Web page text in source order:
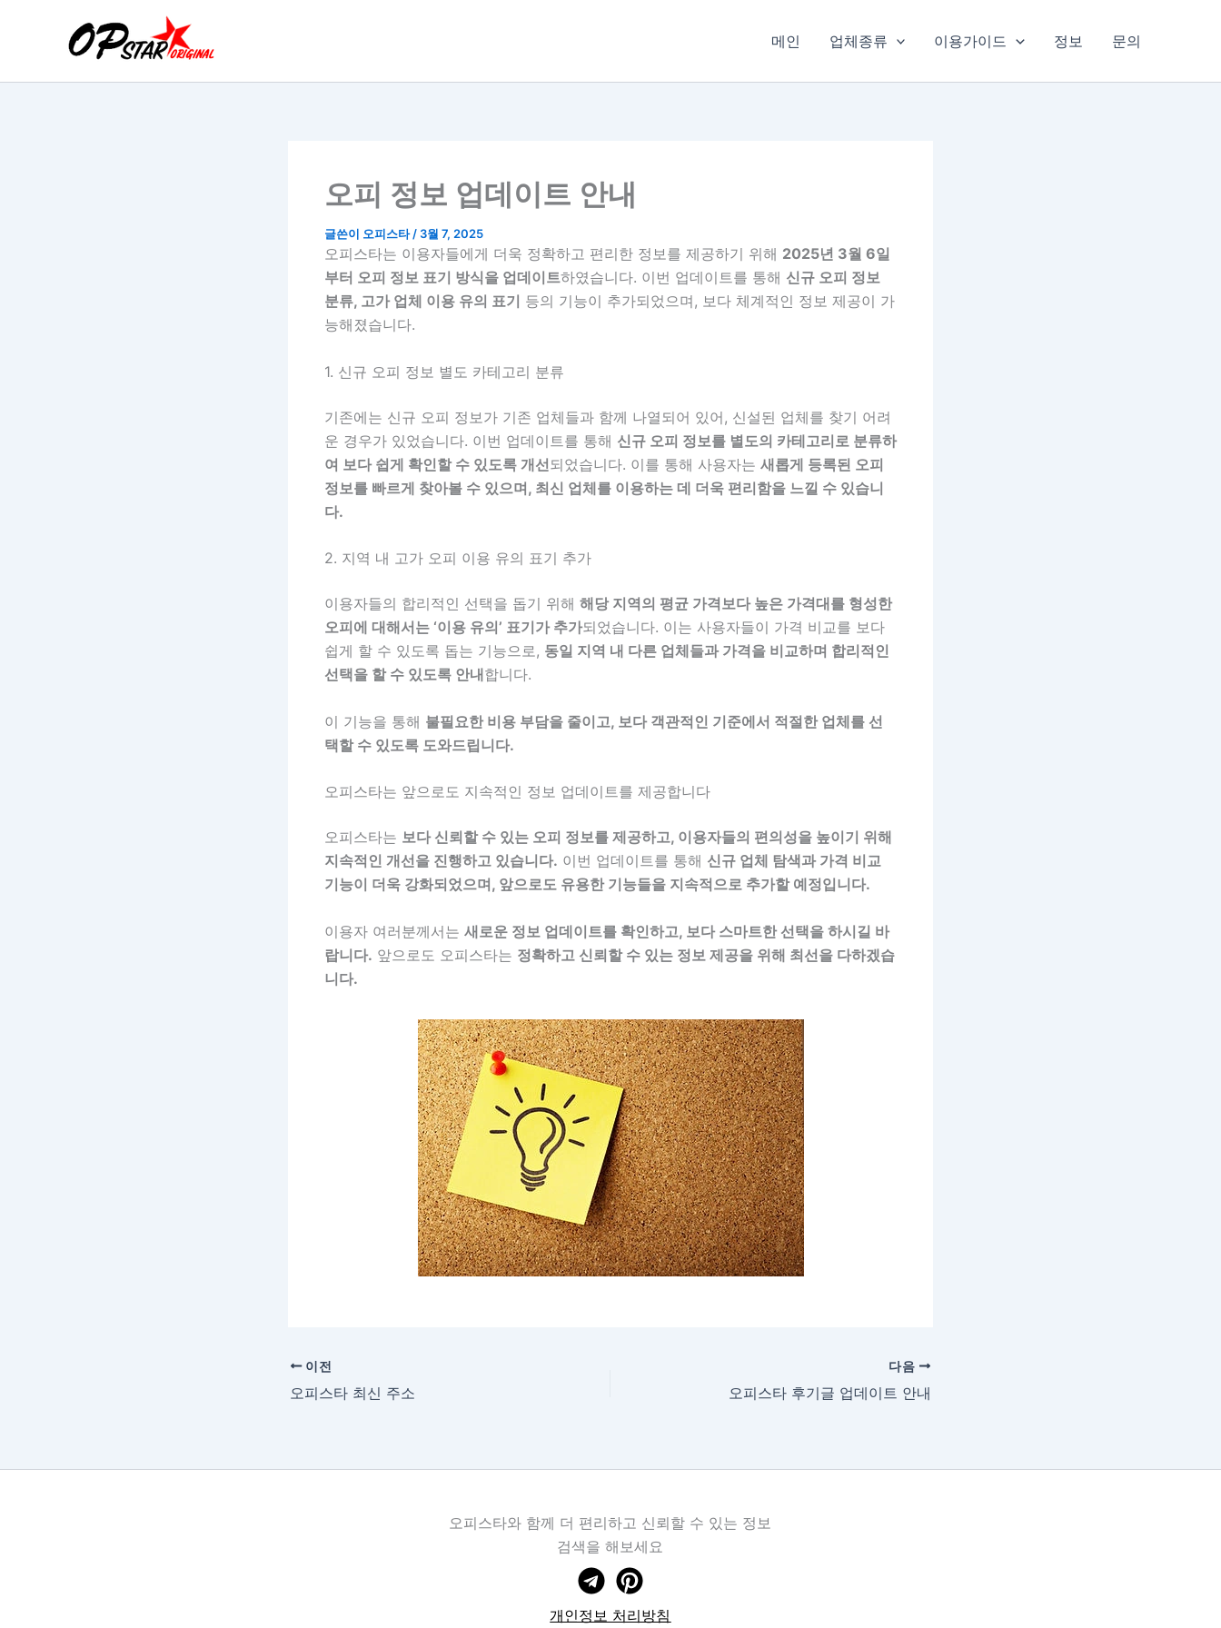
로
메인 업체종류 이용가이드 정보 문의
오피 정보 업데이트 안내
글쓴이 오피스타/ 3월 7, 2025
오피스타는 이용자들에게 더욱 정확하고 편리한 정보를 제공하기 위해 2025년 3월 6일
부터 오피 정보 표기 방식을 업데이트하였습니다. 이번 업데이트를 통해 신규 오피 정보
분류, 고가 업체 이용 유의 표기 등의 기능이 추가되었으며, 보다 체계적인 정보 제공이 가
능해졌습니다.
1. 신규 오피 정보 별도 카테고리 분류
기존에는 신규 오피 정보가 기존 업체들과 함께 나열되어 있어, 신설된 업체를 찾기 어려
운 경우가 있었습니다. 이번 업데이트를 통해 신규 오피 정보를 별도의 카테고리로 분류하
여 보다 쉽게 확인할 수 있도록 개선되었습니다. 이를 통해 사용자는 새롭게 등록된 오피
정보를 빠르게 찾아볼 수 있으며, 최신 업체를 이용하는 데 더욱 편리함을 느낄 수 있습니
다.
2. 지역 내 고가 오피 이용 유의 표기 추가
이용자들의 합리적인 선택을 돕기 위해 해당 지역의 평균 가격보다 높은 가격대를 형성한
오피에 대해서는 ‘이용 유의’ 표기가 추가되었습니다. 이는 사용자들이 가격 비교를 보다
쉽게 할 수 있도록 돕는 기능으로, 동일 지역 내 다른 업체들과 가격을 비교하며 합리적인
선택을 할 수 있도록 안내합니다.
이 기능을 통해 불필요한 비용 부담을 줄이고, 보다 객관적인 기준에서 적절한 업체를 선
택할 수 있도록 도와드립니다.
오피스타는 앞으로도 지속적인 정보 업데이트를 제공합니다
오피스타는 보다 신뢰할 수 있는 오피 정보를 제공하고, 이용자들의 편의성을 높이기 위해
지속적인 개선을 진행하고 있습니다. 이번 업데이트를 통해 신규 업체 탐색과 가격 비교
기능이 더욱 강화되었으며, 앞으로도 유용한 기능들을 지속적으로 추가할 예정입니다.
이용자 여러분께서는 새로운 정보 업데이트를 확인하고, 보다 스마트한 선택을 하시길 바
랍니다. 앞으로도 오피스타는 정확하고 신뢰할 수 있는 정보 제공을 위해 최선을 다하겠습
니다.
이전
오피스타 최신 주소
다음
오피스타 후기글 업데이트 안내
오피스타와 함께 더 편리하고 신뢰할 수 있는 정보
검색을 해보세요
개인정보 처리방침